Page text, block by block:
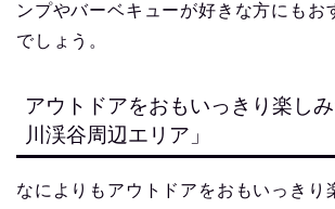
ンプやバーベキューが好きな方にもお
でしょう。
アウトドアをおもいっきり楽し
川渓谷周辺エリア」
なによりもアウトドアをおもいっきり